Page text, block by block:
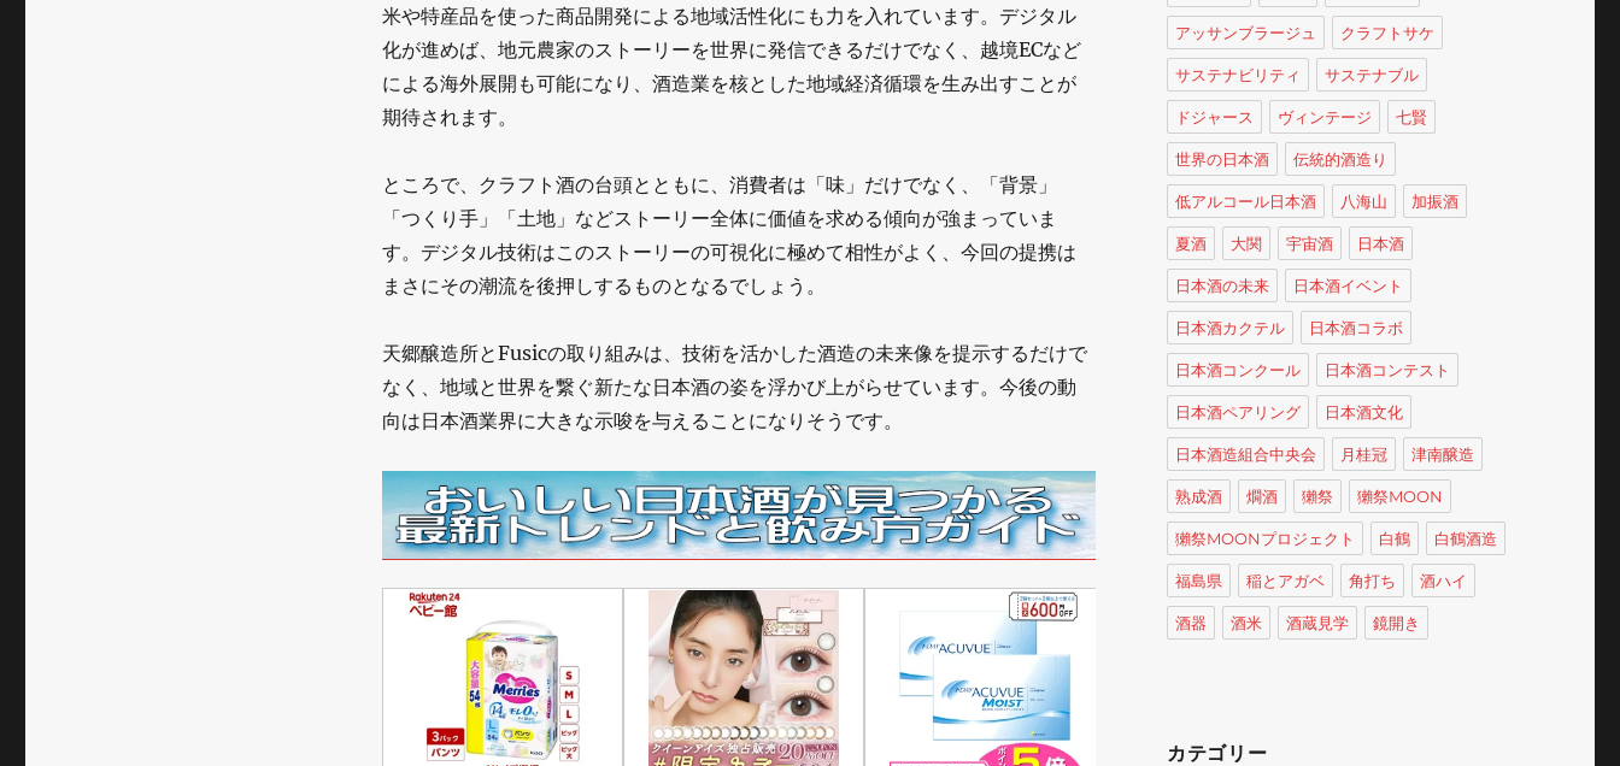
米や特産品を使った商品開発による地域活性化にも力を入れています。デジタル
化が進めば、地元農家のストーリーを世界に発信できるだけでなく、越境ECなど
による海外展開も可能になり、酒造業を核とした地域経済循環を生み出すことが
期待されます。
ところで、クラフト酒の台頭とともに、消費者は「味」だけでなく、「背景」
「つくり手」「土地」などストーリー全体に価値を求める傾向が強まっていま
す。デジタル技術はこのストーリーの可視化に極めて相性がよく、今回の提携は
まさにその潮流を後押しするものとなるでしょう。
天郷醸造所とFusicの取り組みは、技術を活かした酒造の未来像を提示するだけで
なく、地域と世界を繋ぐ新たな日本酒の姿を浮かび上がらせています。今後の動
向は日本酒業界に大きな示唆を与えることになりそうです。
アッサンブラージュ クラフトサケ
サステナビリティ サステナブル
ドジャース ヴィンテージ 七賢
世界の日本酒 伝統的酒造り
低アルコール日本酒 八海山 加振酒
夏酒 大関 宇宙酒 日本酒
日本酒の未来 日本酒イベント
日本酒カクテル 日本酒コラボ
日本酒コンクール 日本酒コンテスト
日本酒ペアリング 日本酒文化
日本酒造組合中央会 月桂冠 津南醸造
熟成酒 燗酒 獺祭 獺祭MOON
獺祭MOONプロジェクト 白鶴 白鶴酒造
福島県 稲とアガベ 角打ち 酒ハイ
酒器 酒米 酒蔵見学 鏡開き
カテゴリー